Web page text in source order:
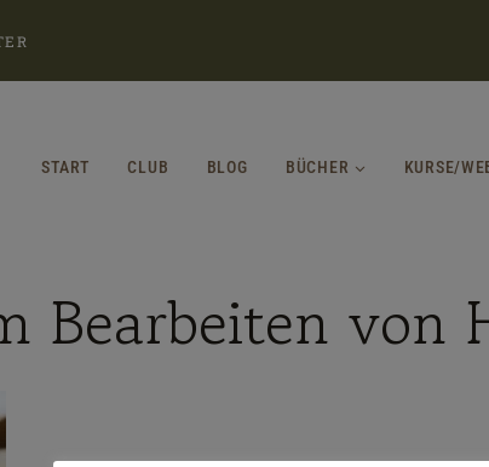
START CLUB BLOG BÜCHER KURSE/
Bearbeiten von